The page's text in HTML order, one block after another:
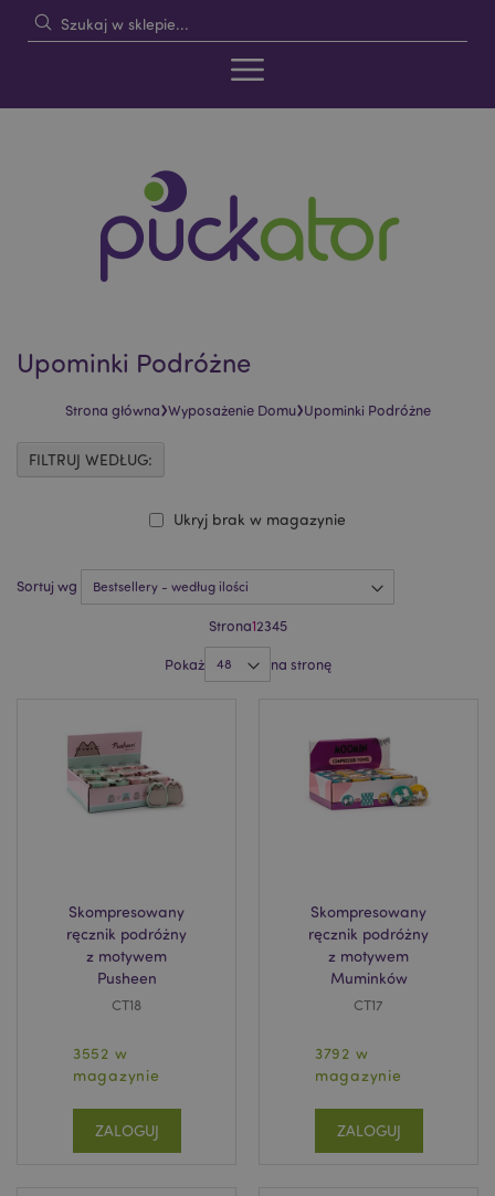
Upominki Podróżne
Strona główna›Wyposażenie Domu›Upominki Podróżne
Sortuj wg
Strona12345
Pokaż na stronę
Skompresowany
ręcznik podróżny
z motywem
Pusheen
CT18
3552 w
magazynie
ZALOGUJ
Skompresowany
ręcznik podróżny
z motywem
Muminków
CT17
3792 w
magazynie
ZALOGUJ
Ukryj brak w magazynie
FILTRUJ WEDŁUG: